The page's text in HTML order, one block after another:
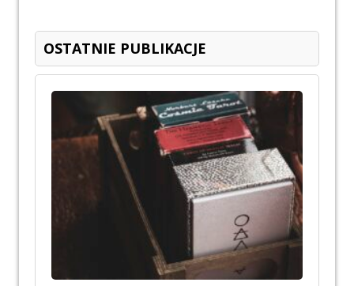
OSTATNIE PUBLIKACJE